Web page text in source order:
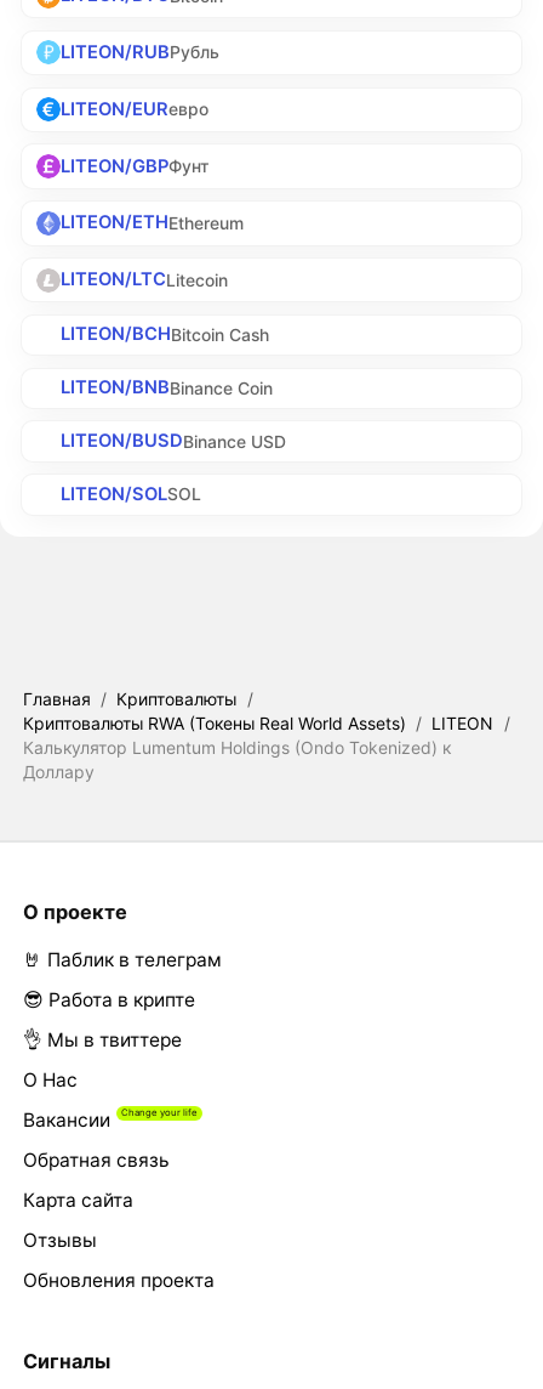
LITEON/RUBРубль
LITEON/EURевро
LITEON/GBPФунт
LITEON/ETHEthereum
LITEON/LTCLitecoin
LITEON/BCHBitcoin Cash
LITEON/BNBBinance Coin
LITEON/BUSDBinance USD
LITEON/SOLSOL
Главная / Криптовалюты /
Криптовалюты RWA (Токены Real World Assets) / LITEON
/
Калькулятор Lumentum Holdings (Ondo Tokenized) к
Доллару
О проекте
🤘 Паблик в телеграм
😎 Работа в крипте
👌 Мы в твиттере
О Нас
Вакансии
Обратная связь
Карта сайта
Отзывы
Обновления проекта
Сигналы